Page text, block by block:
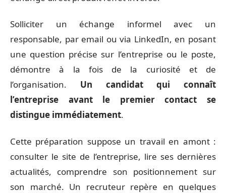
Solliciter un échange informel avec un
responsable, par email ou via LinkedIn, en posant
une question précise sur l’entreprise ou le poste,
démontre à la fois de la curiosité et de
l’organisation. Un candidat qui connaît
l’entreprise avant le premier contact se
distingue immédiatement.
Cette préparation suppose un travail en amont :
consulter le site de l’entreprise, lire ses dernières
actualités, comprendre son positionnement sur
son marché. Un recruteur repère en quelques